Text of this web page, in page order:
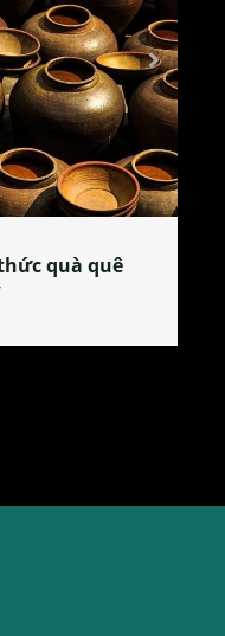
quà quê